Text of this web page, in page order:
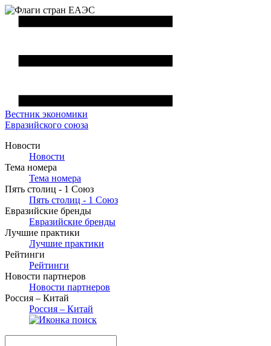
Вестник экономики
Евразийского союза
Новости
Новости
Тема номера
Тема номера
Пять столиц - 1 Союз
Пять столиц - 1 Союз
Евразийские бренды
Евразийские бренды
Лучшие практики
Лучшие практики
Рейтинги
Рейтинги
Новости партнеров
Новости партнеров
Россия – Китай
Россия – Китай